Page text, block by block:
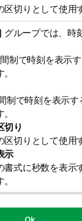
区切りとして使用
グループでは、時
制で時刻を表示
制で時刻を表示
切り
区切りとして使用
示
書式に秒数を表示